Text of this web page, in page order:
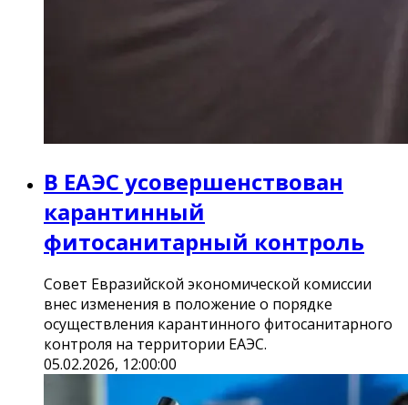
В ЕАЭС усовершенствован
карантинный
фитосанитарный контроль
Совет Евразийской экономической комиссии
внес изменения в положение о порядке
осуществления карантинного фитосанитарного
контроля на территории ЕАЭС.
05.02.2026, 12:00:00